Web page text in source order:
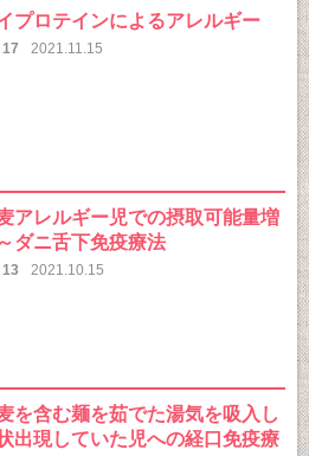
プロテインによるアレルギー
17 2021.11.15
アレルギー児での摂取可能量増
ダニ舌下免疫療法
13 2021.10.15
を含む麺を茹でた湯気を吸入し
出現していた児への経口免疫療